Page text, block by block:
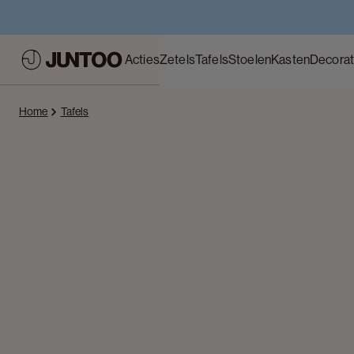
ActiesZetelsTafelsStoelenKasten
Home Tafels